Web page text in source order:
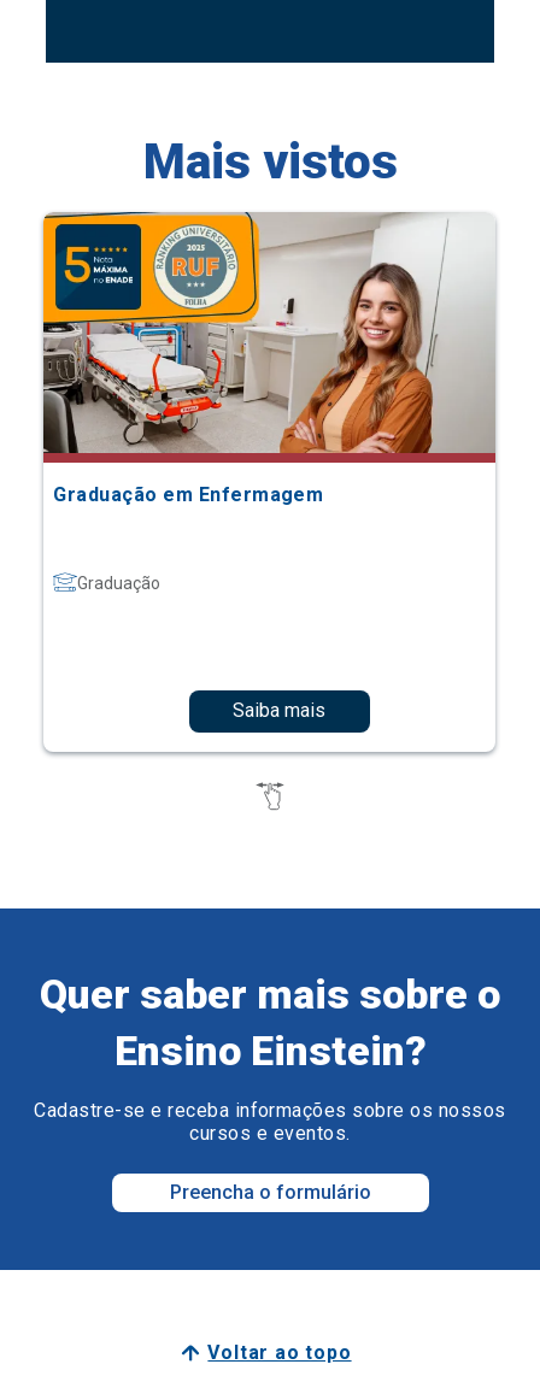
Mais vistos
Graduação em Enfermagem
Graduação
Saiba mais
Quer saber mais sobre o
Ensino Einstein?
Cadastre-se e receba informações sobre os nossos
cursos e eventos.
Preencha o formulário
Voltar ao topo